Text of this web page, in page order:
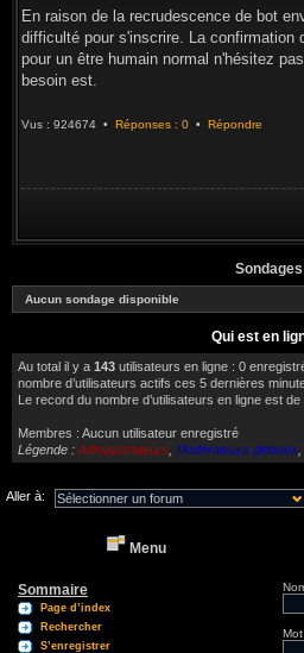
En raison de la recrudescence de bot
difficulté pour s'inscrire. La confirmation
pour un être humain normal n'hésitez
besoin est.
Vus : 924674 • Réponses : 0 • Répondre
Sondages
Aucun sondage disponible
Qui est en
Au total il y a 143 utilisateurs en ligne : 0
nombre d’utilisateurs actifs ces 5 dernières
Le record du nombre d’utilisateurs en ligne est de
Membres : Aucun utilisateur enregistré
Légende : Administrateurs Modérateurs globaux
Aller à:
Menu
Sommaire
Page d’index
Rechercher
S’enregistrer